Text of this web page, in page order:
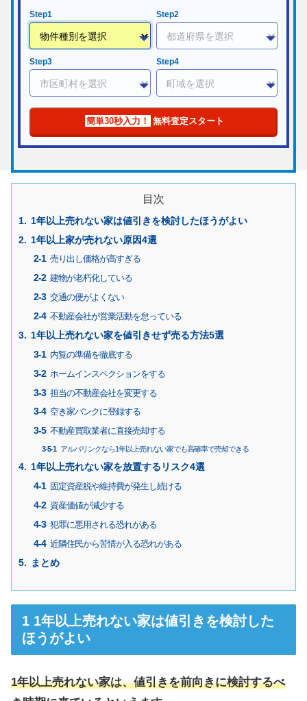
Step1 Step2
Step3 Step4
簡単30秒入力！ 無料査定スタート
目次
1年以上売れない家は値引きを検討したほうがよい
1年以上家が売れない原因4選
売り出し価格が高すぎる
建物が老朽化している
交通の便がよくない
不動産会社が営業活動を怠っている
1年以上売れない家を値引きせず売る方法5選
内覧の準備を徹底する
ホームインスペクションをする
担当の不動産会社を変更する
空き家バンクに登録する
不動産買取業者に直接売却する
アルバリンクなら1年以上売れない家でも高確率で売却できる
1年以上売れない家を放置するリスク4選
固定資産税や維持費が発生し続ける
資産価値が減少する
犯罪に悪用される恐れがある
近隣住民から苦情が入る恐れがある
まとめ
1年以上売れない家は値引きを検討した
ほうがよい
1年以上売れない家は、値引きを前向きに検討するべ